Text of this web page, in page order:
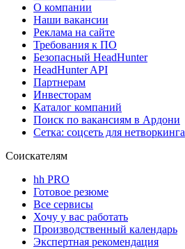
О компании
Наши вакансии
Реклама на сайте
Требования к ПО
Безопасный HeadHunter
HeadHunter API
Партнерам
Инвесторам
Каталог компаний
Поиск по вакансиям в Ардони
Сетка: соцсеть для нетворкинга
Соискателям
hh PRO
Готовое резюме
Все сервисы
Хочу у вас работать
Производственный календарь
Экспертная рекомендация